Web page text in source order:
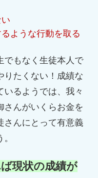
ような行動を取る
でもなく生徒本人で
りたくない！成績な
いるようでは、我々
さんがいくらお金を
さんにとって有意義
現状の成績が